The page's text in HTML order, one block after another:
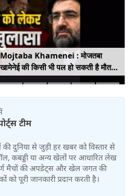
Mojtaba Khamenei : मोजतबा
खामेनेई की किसी भी पल हो सकती है मौत,
इजराइली मीडिया के दावे के बीच सामने आया
टीम
की दुनिया से जुड़ी हर खबर को विस्तार से
कबड्डी या अन्य खेलों पर आधारित लेख
मैचों की अपडेट्स और खेल जगत की
को पूरी जानकारी प्रदान करती है।